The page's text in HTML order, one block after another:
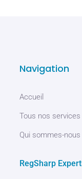
Navigation
Accueil
Tous nos services
Qui sommes-nous
RegSharp